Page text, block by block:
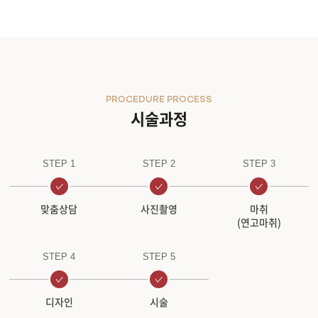
시술과정
PROCEDURE PROCESS
STEP 1
맞춤상담
STEP 2
사진촬영
STEP 3
마취
(연고마취)
STEP 4
디자인
STEP 5
시술